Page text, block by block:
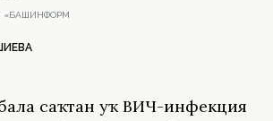
«БАШИНФОРМ
саҡтан уҡ ВИЧ-инфекция